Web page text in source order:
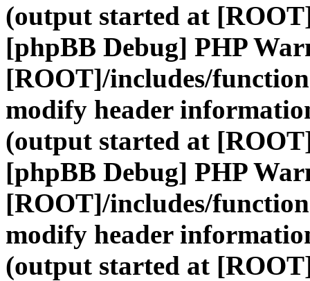
(output started at
[phpBB Debug] PHP
[ROOT]/includes/
modify header
(output started at
[phpBB Debug] PHP
[ROOT]/includes/
modify header
(output started at